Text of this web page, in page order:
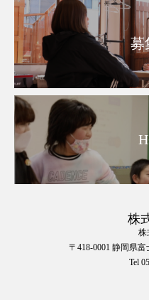
募
株
株
〒418-0001 静岡県
Tel